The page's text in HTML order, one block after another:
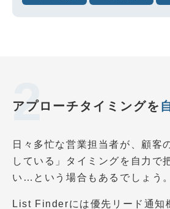
アプローチタイミングを
日々多忙な営業担当者が、顧客
している」タイミングを自力で
い…という場合もあるでしょう。
List Finderには優先リード通知